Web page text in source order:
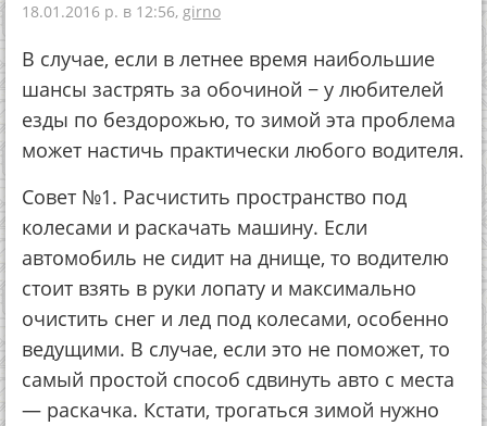
18.01.2016 р. в 12:56, girno
В случае, если в летнее время наибольшие
шансы застрять за обочиной − у любителей
езды по бездорожью, то зимой эта проблема
может настичь практически любого водителя.
Совет №1. Расчистить пространство под
колесами и раскачать машину. Если
автомобиль не сидит на днище, то водителю
стоит взять в руки лопату и максимально
очистить снег и лед под колесами, особенно
ведущими. В случае, если это не поможет, то
самый простой способ сдвинуть авто с места
— раскачка. Кстати, трогаться зимой нужно